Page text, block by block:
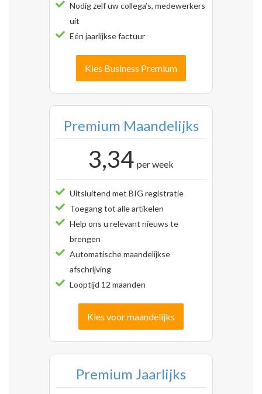
Nodig zelf uw collega’s, medewerkers
uit
Eén jaarlijkse factuur
Kies Business Premium
Premium Maandelijks
3,34 per week
Uitsluitend met BIG registratie
Toegang tot alle artikelen
Help ons u relevant nieuws te
brengen
Automatische maandelijkse
afschrijving
Looptijd 12 maanden
Kies voor maandelijks
Premium Jaarlijks